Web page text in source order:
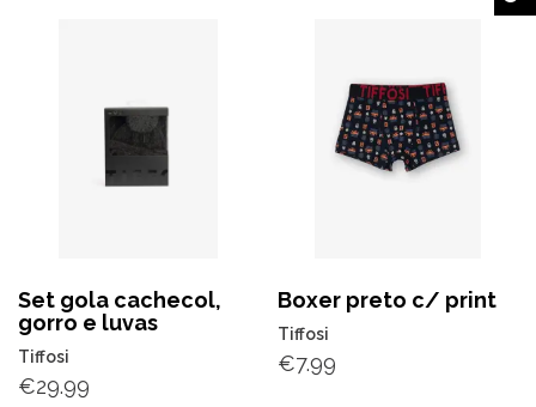
Set gola cachecol,
gorro e luvas
Tiffosi
€29.99
Boxer preto c/ print
Tiffosi
€7.99